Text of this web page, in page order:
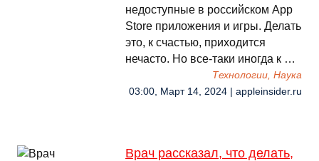
недоступные в российском App
Store приложения и игры. Делать
это, к счастью, приходится
нечасто. Но все-таки иногда к …
Технологии, Наука
03:00, Март 14, 2024 | appleinsider.ru
Врач рассказал, что делать,